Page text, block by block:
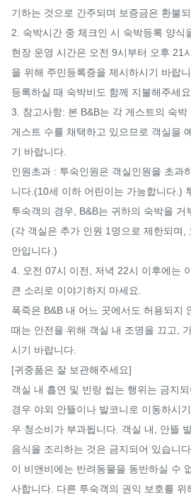
기하는 것으로 간주되며 보증금은 환불
2. 숙박시간 중 체크인 시 숙박등록 양식
현장 운영 시간은 오전 9시부터 오후 21
을 위해 주민등록증을 제시하시기 바랍
등록하실 때 숙박비도 함께 지불해주세
3. 참고사항: 본 B&B는 각 게스트의 숙
게스트 수를 채택하고 있으므로 객실을
기 바랍니다.
인원초과 : 투숙인원은 객실인원을 초과
니다.(10세 이하 어린이는 가능합니다.)
투숙객의 경우, B&B는 귀하의 숙박을 거
(각 객실은 추가 인원 1명으로 제한되며,
안입니다.)
4. 오전 07시 이전, 저녁 22시 이후에는
큰 소리로 이야기하지 마세요.
폭죽은 B&B 내 어느 곳에서도 허용되지
때는 안전을 위해 객실 내 조명을 끄고,
시기 바랍니다.
[귀중품은 잘 보관해주세요]
객실 내 흡연 및 빈랑 씹는 행위는 금지
경우 야외 안뜰이나 발코니로 이동하시
우 청소비가 부과됩니다. 객실 내, 안뜰
음식을 조리하는 것은 금지되어 있습니
이 비앤비에는 반려동물을 동반하실 수
사합니다. 다른 투숙객의 권익 보호를 위